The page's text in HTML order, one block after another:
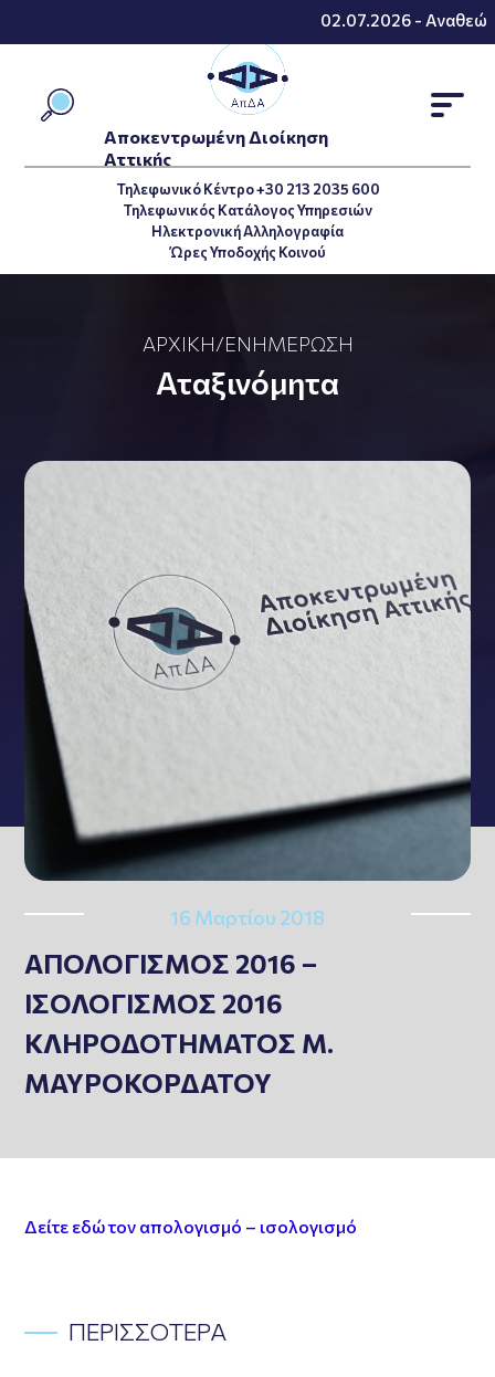
02.07.2026 -
Τηλεφωνικό Κέντρο +30 213 2035 600
Τηλεφωνικός Κατάλογος Υπηρεσιών
Ηλεκτρονική Αλληλογραφία
Ώρες Υποδοχής Κοινού
Αποκεντρωμένη Διοίκηση
Αττικής
ΑΡΧΙΚΉ/ΕΝΗΜΈΡΩΣΗ
Αταξινόμητα
16 Μαρτίου 2018
ΑΠΟΛΟΓΙΣΜΟΣ 2016 –
ΙΣΟΛΟΓΙΣΜΟΣ 2016
ΚΛΗΡΟΔΟΤΗΜΑΤΟΣ Μ.
ΜΑΥΡΟΚΟΡΔΑΤΟΥ
Δείτε εδώ τον απολογισμό – ισολογισμό
ΠΕΡΙΣΣΟΤΕΡΑ